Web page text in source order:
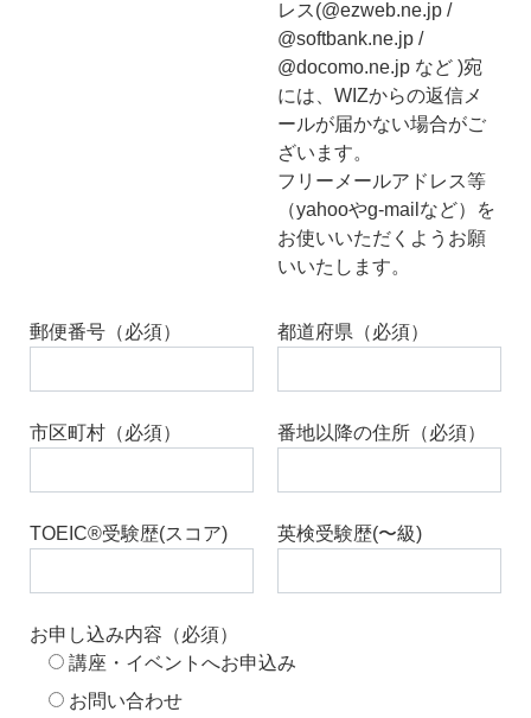
レス(@ezweb.ne.jp /
@softbank.ne.jp /
@docomo.ne.jp など )宛
には、WIZからの返信メ
ールが届かない場合がご
ざいます。
フリーメールアドレス等
（yahooやg-mailなど）を
お使いいただくようお願
いいたします。
郵便番号（必須） 都道府県（必須）
市区町村（必須） 番地以降の住所（必須）
TOEIC®受験歴(スコア) 英検受験歴(〜級)
お申し込み内容（必須）
講座・イベントへお申込み
お問い合わせ